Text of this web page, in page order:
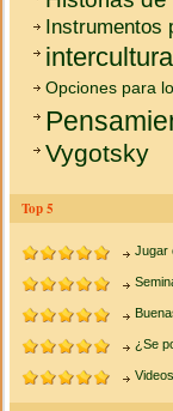
Instrumentos
Opciones para
Vygotsky
Top 5
Jugar
¿Se